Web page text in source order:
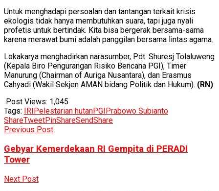
Untuk menghadapi persoalan dan tantangan terkait krisis
ekologis tidak hanya membutuhkan suara, tapi juga nyali
profetis untuk bertindak. Kita bisa bergerak bersama-sama
karena merawat bumi adalah panggilan bersama lintas agama.
Lokakarya menghadirkan narasumber, Pdt. Shuresj Tolaluweng
(Kepala Biro Pengurangan Risiko Bencana PGI), Timer
Manurung (Chairman of Auriga Nusantara), dan Erasmus
Cahyadi (Wakil Sekjen AMAN bidang Politik dan Hukum). (RN)
Post Views: 1,045
Tags:
IRI Pelestarian hutanPGI Prabowo Subianto
ShareTweetPinShareSendShare
Previous Post
Gebyar Kemerdekaan RI Gempita di PERADI
Tower
Next Post